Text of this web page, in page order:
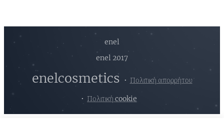
enel
enel 2017
enelcosmetics Πολιτική απορρήτου
Πολιτική cookie